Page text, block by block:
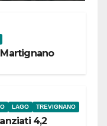
LAGO TREVIGNANO
4,2